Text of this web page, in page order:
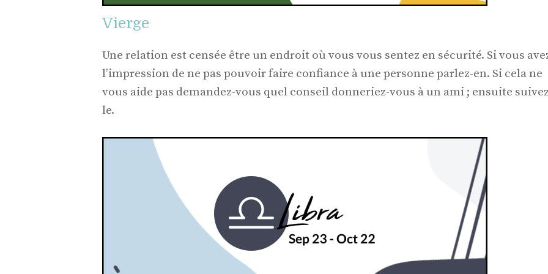
Vierge
Une relation est censée être un endroit où vous vous sentez en sécurité. Si vous
l’impression de ne pas pouvoir faire confiance à une personne parlez-en. Si cela ne
vous aide pas demandez-vous quel conseil donneriez-vous à un ami ; ensuite
le.